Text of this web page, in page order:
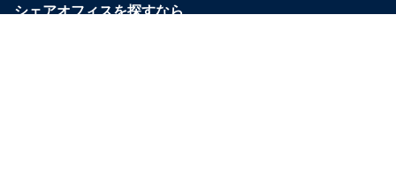
シェアオフィスを探すなら